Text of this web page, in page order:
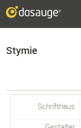
Stymie
Schrifthaus